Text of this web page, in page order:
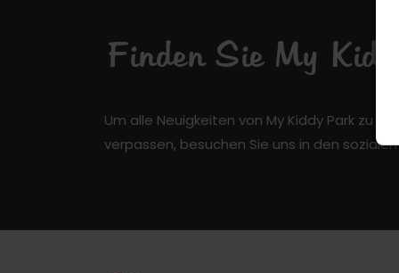
Finden Sie My
Um alle Neuigkeiten von My Kiddy Park zu
verpassen, besuchen Sie uns in den